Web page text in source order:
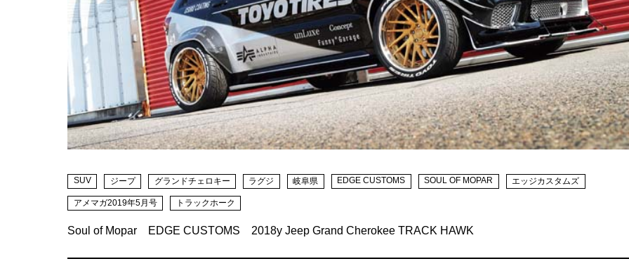
SUV ジープ グランドチェロキー ラグジ 岐阜県 EDGE CUSTOMS SOUL OF MOPAR エッジカスタムズ
アメマガ2019年5月号 トラックホーク
Soul of Mopar EDGE CUSTOMS 2018y Jeep Grand Cherokee TRACK HAWK